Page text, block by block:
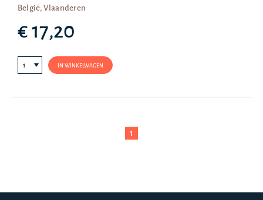
België, Vlaanderen
€ 17,20
IN WINKELWAGEN
1